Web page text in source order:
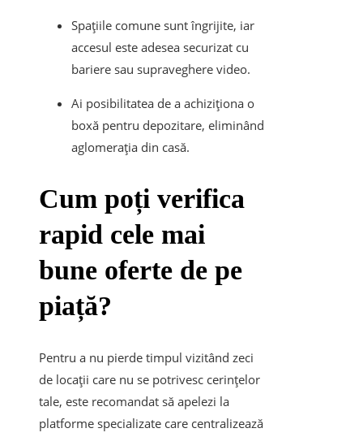
Spațiile comune sunt îngrijite, iar
accesul este adesea securizat cu
bariere sau supraveghere video.
Ai posibilitatea de a achiziționa o
boxă pentru depozitare, eliminând
aglomerația din casă.
Cum poți verifica
rapid cele mai
bune oferte de pe
piață?
Pentru a nu pierde timpul vizitând zeci
de locații care nu se potrivesc cerințelor
tale, este recomandat să apelezi la
platforme specializate care centralizează